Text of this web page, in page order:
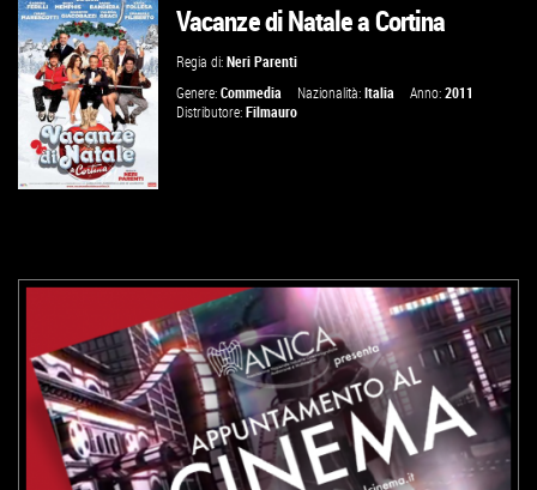
VAI ALLA SCHEDA
Vacanze di Natale a Cortina
Regia di:Neri Parenti
Genere:Commedia Nazionalità:Italia Anno:2011
Distributore:Filmauro